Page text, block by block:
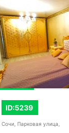
ID:5239
Сочи, Парковая улица,